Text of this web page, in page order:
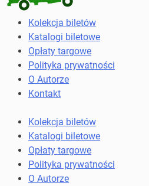
Kolekcja
biletów
komunikacji
miejskiej
kolejowych
Kolekcja biletów
Katalogi biletowe
Opłaty targowe
Polityka prywatności
O Autorze
Kontakt
Kolekcja biletów
Katalogi biletowe
Opłaty targowe
Polityka prywatności
O Autorze